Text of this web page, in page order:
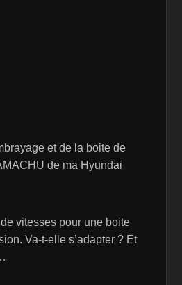
et de la boite de
de ma Hyundai
vitesses pour une boite
Va-t-elle s’adapter ? Et